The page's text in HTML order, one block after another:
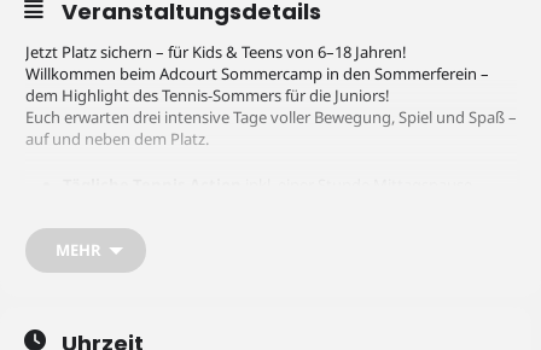
Veranstaltungsdetails
Jetzt Platz sichern – für Kids & Teens von 6–18 Jahren!
Willkommen beim Adcourt Sommercamp in den Sommerferein –
dem Highlight des Tennis-Sommers für die Juniors!
Euch erwarten drei intensive Tage voller Bewegung, Spiel und Spaß –
auf und neben dem Platz.
(10:00–15:00 Uhr)
Techniktraining, Matchpraxis & Spielformen für jedes Niveau
MEHR
Uhrzeit